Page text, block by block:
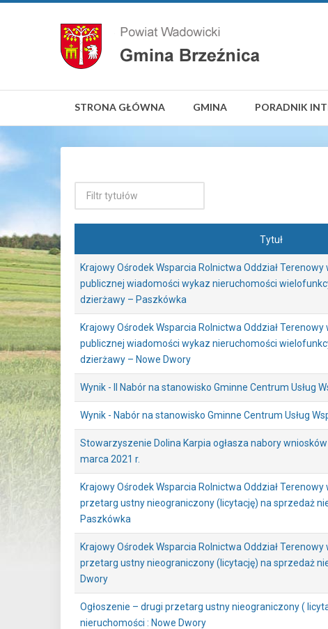
STRONA GŁÓWNA GMINA PORADNIK
Tytuł
Krajowy Ośrodek Wsparcia Rolnictwa Oddział
publicznej wiadomości wykaz nieruchomości
dzierżawy – Paszkówka
Krajowy Ośrodek Wsparcia Rolnictwa Oddział
publicznej wiadomości wykaz nieruchomości
dzierżawy – Nowe Dwory
Wynik - II Nabór na stanowisko Gminne Centrum Usług
Wynik - Nabór na stanowisko Gminne Centrum Usług
Stowarzyszenie Dolina Karpia ogłasza nabory
marca 2021 r.
Krajowy Ośrodek Wsparcia Rolnictwa Oddział Terenowy
przetarg ustny nieograniczony (licytację) na sprzedaż
Paszkówka
Krajowy Ośrodek Wsparcia Rolnictwa Oddział Terenowy
przetarg ustny nieograniczony (licytację) na sprzedaż
Dwory
Ogłoszenie – drugi przetarg ustny nieograniczony (
nieruchomości : Nowe Dwory